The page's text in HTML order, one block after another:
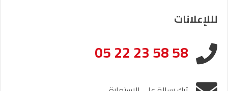
لللإعلانات
05 22 23 58 58